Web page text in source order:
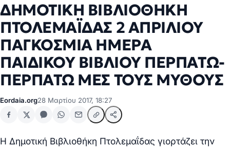
ΔΗΜΟΤΙΚΗ ΒΙΒΛΙΟΘΗΚΗ
ΠΤΟΛΕΜΑΪΔΑΣ 2 ΑΠΡΙΛΙΟΥ
ΠΑΓΚΟΣΜΙΑ ΗΜΕΡΑ
ΠΑΙΔΙΚΟΥ ΒΙΒΛΙΟΥ ΠΕΡΠΑΤΩ-
ΠΕΡΠΑΤΩ ΜΕΣ ΤΟΥΣ ΜΥΘΟΥΣ
Eordaia.org28 Μαρτίου 2017, 18:27
Η Δημοτική Βιβλιοθήκη Πτολεμαΐδας γιορτάζει την